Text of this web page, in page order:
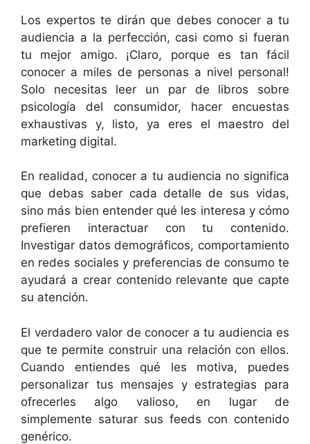
Los expertos te dirán que debes conocer a tu
audiencia a la perfección, casi como si fueran
tu mejor amigo. ¡Claro, porque es tan fácil
conocer a miles de personas a nivel personal!
Solo necesitas leer un par de libros sobre
psicología del consumidor, hacer encuestas
exhaustivas y, listo, ya eres el maestro del
marketing digital.
En realidad, conocer a tu audiencia no significa
que debas saber cada detalle de sus vidas,
sino más bien entender qué les interesa y cómo
prefieren interactuar con tu contenido.
Investigar datos demográficos, comportamiento
en redes sociales y preferencias de consumo te
ayudará a crear contenido relevante que capte
su atención.
El verdadero valor de conocer a tu audiencia es
que te permite construir una relación con ellos.
Cuando entiendes qué les motiva, puedes
personalizar tus mensajes y estrategias para
ofrecerles algo valioso, en lugar de
simplemente saturar sus feeds con contenido
genérico.